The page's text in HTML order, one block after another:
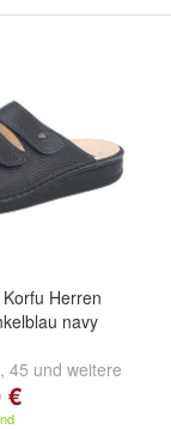
Korfu Herren
navy
, 45 und weitere
€